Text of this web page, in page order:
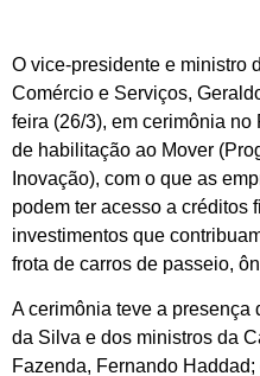
O vice-presidente e ministro
Comércio e Serviços,
feira (26/3), em cerimônia
de habilitação ao Mover
Inovação), com o que as
podem ter acesso a créditos
investimentos que
frota de carros de passeio,
A cerimônia teve a presença
da Silva e dos ministros da
Fazenda, Fernando